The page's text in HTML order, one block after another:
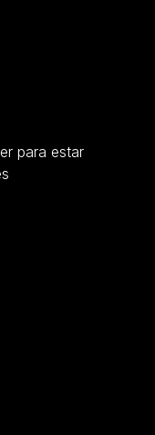
para estar